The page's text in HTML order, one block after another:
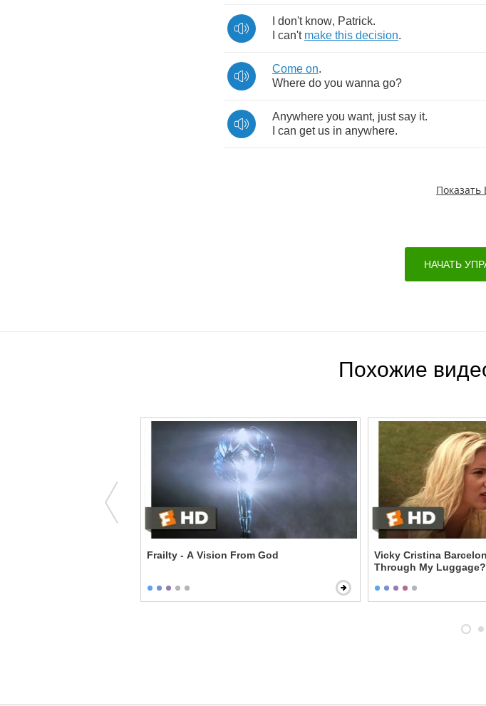
don't know, Patrick.
can't make this decision.
Come on.
Where do you wanna go?
Anywhere you want, just say it.
can get us in anywhere.
НАЧАТЬ
Похожие
Frailty - A Vision From God
Vicky Cristina
Through My Luggage?